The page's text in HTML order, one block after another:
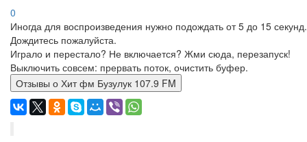
0
Иногда для воспроизведения нужно подождать от 5 до 15 секунд.
Дождитесь пожалуйста.
Играло и перестало? Не включается? Жми сюда, перезапуск!
Выключить совсем: прервать поток, очистить буфер.
Отзывы о Хит фм Бузулук 107.9 FM